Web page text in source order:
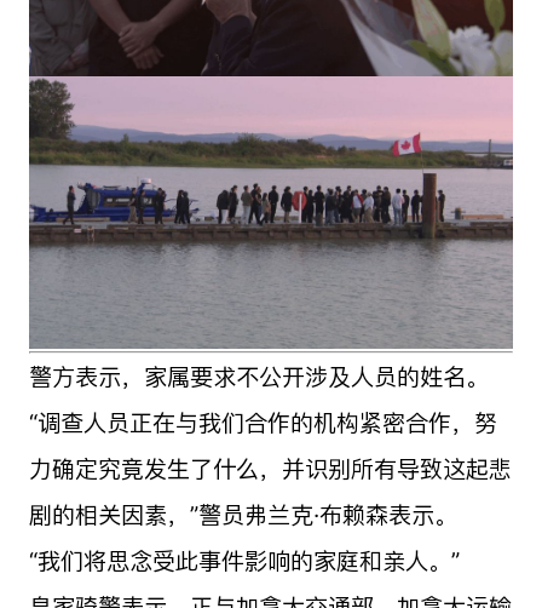
警方表示，家属要求不公开涉及人员的姓名。
“调查人员正在与我们合作的机构紧密合作，努
力确定究竟发生了什么，并识别所有导致这起悲
剧的相关因素，”警员弗兰克·布赖森表示。
“我们将思念受此事件影响的家庭和亲人。”